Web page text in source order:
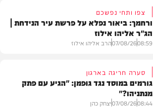
צפו ותחי נפשכם
ורחמך: ביאור נפלא על פרשת עיר הנידחת |
הג"ר אליהו אילוז
08:59
07/08/26הרב אליהו אילוז
סערה חריגה בארגון
גורמים במוסד נגד גופמן: "הגיע עם פתק
מנתניהו?"
08:44
07/08/26יצחק כהן